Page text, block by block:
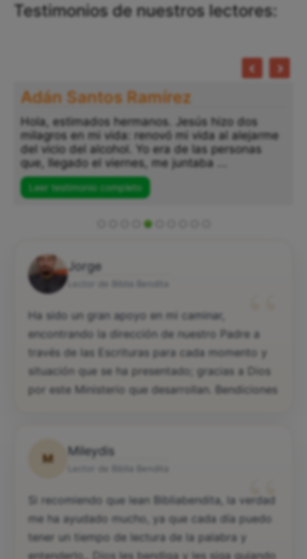
Testimonios de nuestros lectores:
Adán Santos Ramírez
Hola, estimados hermanos. Jesús hizo dos
milagros en mi vida: renovó mi vida al alejarme
del vicio del alcohol. Yo era de las personas
que, llegado el viernes, me juntaba ...
Leer testimonio completo
Jorge
“
Ha sido un gran apoyo en mi caminar,
encontrando la dirección de nuestro Padre a
través de las Escrituras para cada momento y
situación que se ha presentado; gracias a Dios
por este Ministerio que desarrollan. Bendiciones
M
Mileydis
“
Si recomiendo que lean Bibliabendita, la verdad
me ha ayudado mucho, ya que cada día puedo
tener un tiempo de lectura de la palabra y
entenderlo,. Dios les bendiga y les siga guiando